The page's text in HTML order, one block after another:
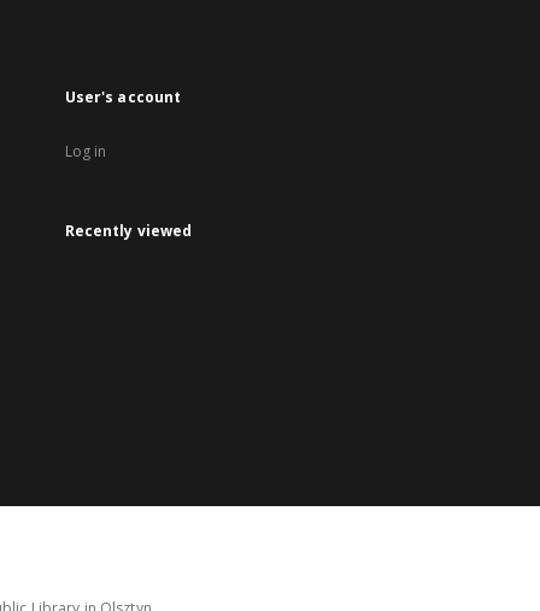
User's account
Log in
Recently viewed